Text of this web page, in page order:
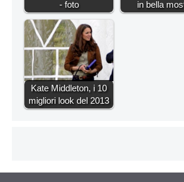
- foto
in bella
Kate Middleton, i 10
migliori look del 2013